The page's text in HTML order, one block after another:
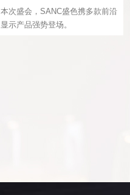
本次盛会，SANC盛色携多款前沿
显示产品强势登场。